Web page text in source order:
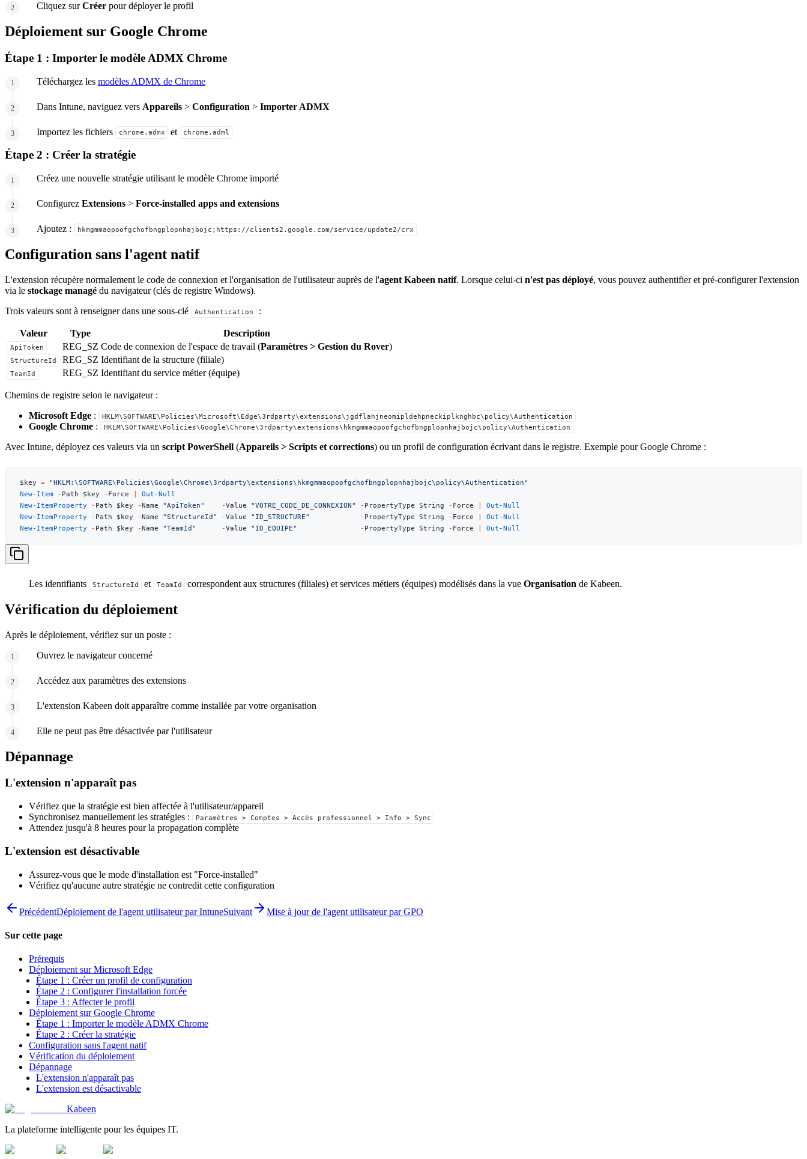
Cliquez surCréer pour déployer le profil
Déploiement sur Google Chrome
Étape 1 : Importer le modèle ADMX Chrome
Téléchargez les modèles ADMX de Chrome
Dans Intune, naviguez vers Appareils > Configuration > Importer ADMX
Importez les fichiers chrome.admx et chrome.adml
Étape 2 : Créer la stratégie
Créez une nouvelle stratégie utilisant le modèle Chrome importé
Configurez Extensions > Force-installed apps and extensions
Ajoutez : hkmgmmaopoofgchofbngplopnhajbojc;https://clients2.google.com/service/update2/crx
Configuration sans l'agent natif
L'extension récupère normalement le code de connexion et l'organisation de l'utilisateur auprès de l'agent Kabeen natif. Lorsque celui-ci n'est pas déployé, vous pouvez authentifier et pré-configurer l'extension
via le stockage managé du navigateur (clés de registre Windows).
Trois valeurs sont à renseigner dans une sous-clé
Authentication :
Valeur Type Description
ApiToken REG_SZ Code de connexion de l'espace de travail (Paramètres > Gestion du Rover)
StructureId REG_SZ Identifiant de la structure (filiale)
TeamId REG_SZ Identifiant du service métier (équipe)
Chemins de registre selon le navigateur :
Microsoft Edge : HKLM\SOFTWARE\Policies\Microsoft\Edge\3rdparty\extensions\jgdflahjneomipldehpneckiplknghbc\policy\Authentication
Google Chrome : HKLM\SOFTWARE\Policies\Google\Chrome\3rdparty\extensions\hkmgmmaopoofgchofbngplopnhajbojc\policy\Authentication
Avec Intune, déployez ces valeurs via un script PowerShell (Appareils > Scripts et corrections) ou un profil de configuration écrivant dans le registre. Exemple pour Google Chrome :
$key = "HKLM:\SOFTWARE\Policies\Google\Chrome\3rdparty\extensions\hkmgmmaopoofgchofbngplopnhajbojc\policy\Authentication"
New-Item - Path $key - Force |
Out-Null
New-ItemProperty - Path $key -Name "ApiToken"
    -
Value "VOTRE_CODE_DE_CONNEXION" - PropertyType String - Force |
Out-Null
New-ItemProperty - Path $key -Name "StructureId" -Value "ID_STRUCTURE"
            -
PropertyType String - Force |
Out-Null
New-ItemProperty - Path $key -Name "TeamId"
      -
Value "ID_EQUIPE"
               -
PropertyType String - Force | Out-Null
Les identifiants StructureId et TeamId correspondent aux structures (filiales) et services métiers (équipes) modélisés dans la vueOrganisation de Kabeen.
Vérification du déploiement
Après le déploiement, vérifiez sur un poste :
Ouvrez le navigateur concerné
Accédez aux paramètres des extensions
L'extension Kabeen doit apparaître comme installée par votre organisation
Elle ne peut pas être désactivée par l'utilisateur
Dépannage
L'extension n'apparaît pas
Vérifiez que la stratégie est bien affectée à l'utilisateur/appareil
Synchronisez manuellement les stratégies :
Paramètres > Comptes > Accès professionnel > Info > Sync
Attendez jusqu'à 8 heures pour la propagation complète
L'extension est désactivable
Assurez-vous que le mode d'installation est "Force-installed"
Vérifiez qu'aucune autre stratégie ne contredit cette configuration
PrécédentDéploiement de l'agent utilisateur par IntuneSuivant Mise à jour de l'agent utilisateur par GPO
Sur cette page
Prérequis
Déploiement sur Microsoft Edge
Étape 1 : Créer un profil de configuration
Étape 2 : Configurer l'installation forcée
Étape 3 : Affecter le profil
Déploiement sur Google Chrome
Étape 1 : Importer le modèle ADMX Chrome
Étape 2 : Créer la stratégie
Configuration sans l'agent natif
Vérification du déploiement
Dépannage
L'extension n'apparaît pas
L'extension est désactivable
Kabeen
La plateforme intelligente pour les équipes IT.